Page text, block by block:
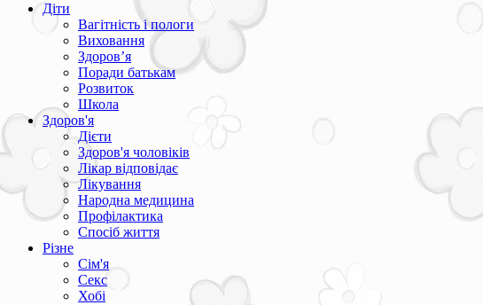
Діти
Вагітність і пологи
Виховання
Здоров’я
Поради батькам
Розвиток
Школа
Здоров'я
Дієти
Здоров'я чоловіків
Лікар відповідає
Лікування
Народна медицина
Профілактика
Спосіб життя
Різне
Сім'я
Секс
Хобі